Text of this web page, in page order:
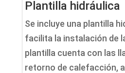
Plantilla hidráulica
Se incluye una plantilla
facilita la instalación de
plantilla cuenta con las
retorno de calefacción,